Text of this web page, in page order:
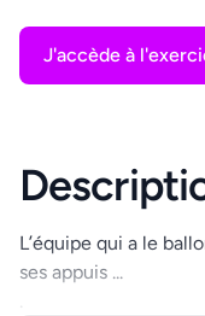
J'accède à
L’équipe qui a le
ses appuis ...
.